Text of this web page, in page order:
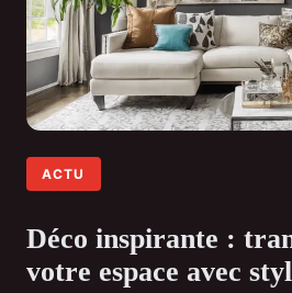
ACTU
Déco inspirante :
votre espace avec